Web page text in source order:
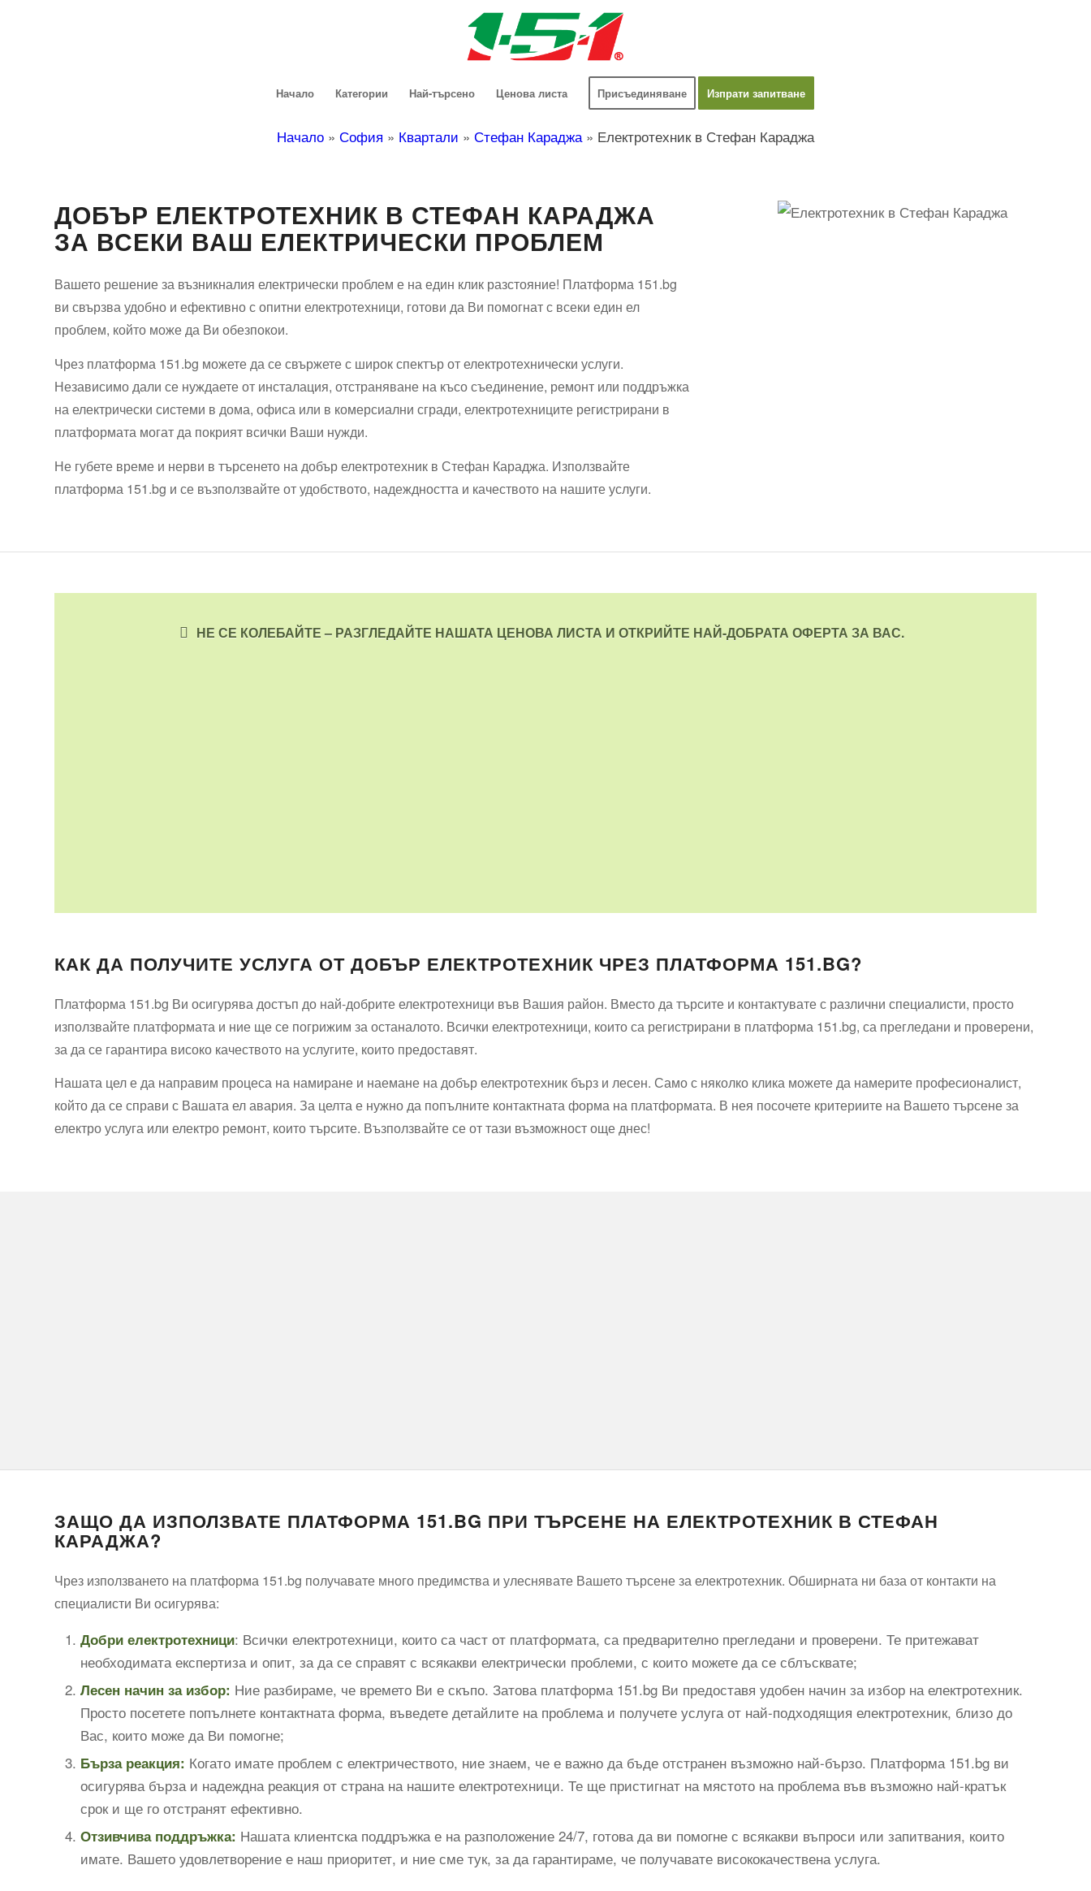
Начало Категории Най-търсено Ценова листа Присъединяване Изпрати запитване
Начало » София » Квартали » Стефан Караджа» Електротехник в Стефан Караджа
ДОБЪР ЕЛЕКТРОТЕХНИК В СТЕФАН КАРАДЖА
ЗА ВСЕКИ ВАШ ЕЛЕКТРИЧЕСКИ ПРОБЛЕМ
Вашето решение за възникналия електрически проблем е на един клик разстояние! Платформа 151.bg
ви свързва удобно и ефективно с опитни електротехници, готови да Ви помогнат с всеки един ел
проблем, който може да Ви обезпокои.
Чрез платформа 151.bg можете да се свържете с широк спектър от електротехнически услуги.
Независимо дали се нуждаете от инсталация, отстраняване на късо съединение, ремонт или поддръжка
на електрически системи в дома, офиса или в комерсиални сгради, електротехниците регистрирани в
платформата могат да покрият всички Ваши нужди.
Не губете време и нерви в търсенето на добър електротехник в Стефан Караджа. Използвайте
платформа 151.bg и се възползвайте от удобството, надеждността и качеството на нашите услуги.
НЕ СЕ КОЛЕБАЙТЕ – РАЗГЛЕДАЙТЕ НАШАТА ЦЕНОВА ЛИСТА И ОТКРИЙТЕ НАЙ-ДОБРАТА ОФЕРТА ЗА ВАС.
КАК ДА ПОЛУЧИТЕ УСЛУГА ОТ ДОБЪР ЕЛЕКТРОТЕХНИК ЧРЕЗ ПЛАТФОРМА 151.BG?
Платформа 151.bg Ви осигурява достъп до най-добрите електротехници във Вашия район. Вместо да търсите и контактувате с различни специалисти, просто
използвайте платформата и ние ще се погрижим за останалото. Всички електротехници, които са регистрирани в платформа 151.bg, са прегледани и проверени,
за да се гарантира високо качеството на услугите, които предоставят.
Нашата цел е да направим процеса на намиране и наемане на добър електротехник бърз и лесен. Само с няколко клика можете да намерите професионалист,
който да се справи с Вашата ел авария. За целта е нужно да попълните контактната форма на платформата. В нея посочете критериите на Вашето търсене за
електро услуга или електро ремонт, които търсите. Възползвайте се от тази възможност още днес!
ЗАЩО ДА ИЗПОЛЗВАТЕ ПЛАТФОРМА 151.BG ПРИ ТЪРСЕНЕ НА ЕЛЕКТРОТЕХНИК В СТЕФАН
КАРАДЖА?
Чрез използването на платформа 151.bg получавате много предимства и улеснявате Вашето търсене за електротехник. Обширната ни база от контакти на
специалисти Ви осигурява:
Добри електротехници: Всички електротехници, които са част от платформата, са предварително прегледани и проверени. Те притежават
необходимата експертиза и опит, за да се справят с всякакви електрически проблеми, с които можете да се сблъсквате;
Лесен начин за избор: Ние разбираме, че времето Ви е скъпо. Затова платформа 151.bg Ви предоставя удобен начин за избор на електротехник.
Просто посетете попълнете контактната форма, въведете детайлите на проблема и получете услуга от най-подходящия електротехник, близо до
Вас, които може да Ви помогне;
Бърза реакция: Когато имате проблем с електричеството, ние знаем, че е важно да бъде отстранен възможно най-бързо. Платформа 151.bg ви
осигурява бърза и надеждна реакция от страна на нашите електротехници. Те ще пристигнат на мястото на проблема във възможно най-кратък
срок и ще го отстранят ефективно.
Отзивчива поддръжка: Нашата клиентска поддръжка е на разположение 24/7, готова да ви помогне с всякакви въпроси или запитвания, които
имате. Вашето удовлетворение е наш приоритет, и ние сме тук, за да гарантираме, че получавате висококачествена услуга.